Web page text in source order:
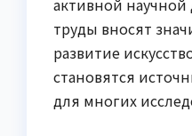
труды вносят
развитие
становятся
для многих